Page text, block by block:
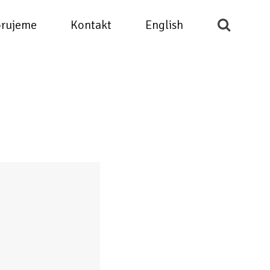
Kontakt English